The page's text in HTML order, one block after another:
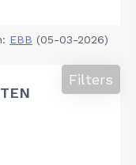
EBB (05-03-2026)
Filters